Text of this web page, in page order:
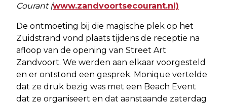
Courant (www.zandvoortsecourant.nl)
De ontmoeting bij die magische plek op het
Zuidstrand vond plaats tijdens de receptie na
afloop van de opening van Street Art
Zandvoort. We werden aan elkaar voorgesteld
en er ontstond een gesprek. Monique vertelde
dat ze druk bezig was met een Beach Event
dat ze organiseert en dat aanstaande zaterdag